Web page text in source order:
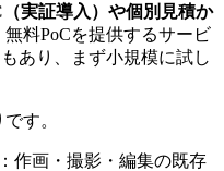
（実証導入）や個別見積か
無料PoCを提供するサービ
あり、まず小規模に試し
す。
：作画・撮影・編集の既存